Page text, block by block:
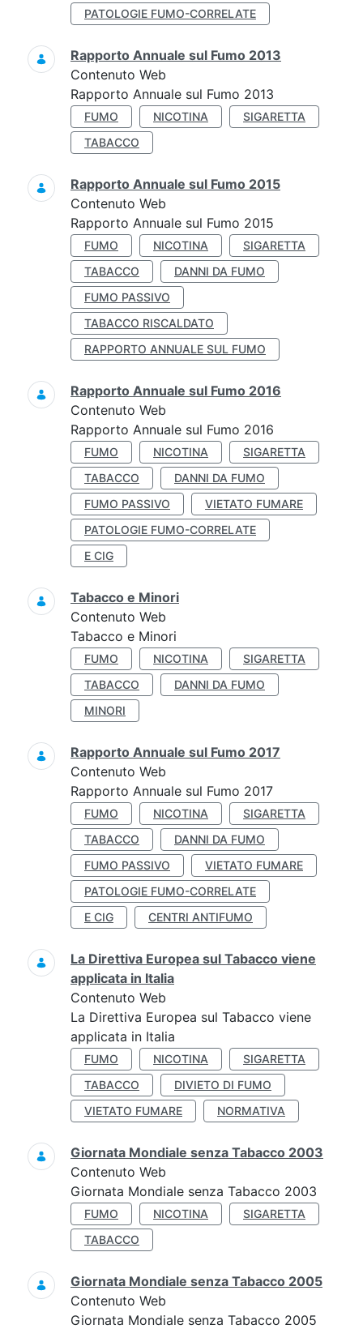
PATOLOGIE FUMO-CORRELATE
Rapporto Annuale sul Fumo 2013
Contenuto Web
Rapporto Annuale sul Fumo 2013
FUMO NICOTINA
SIGARETTA
TABACCO
Rapporto Annuale sul Fumo 2015
Contenuto Web
Rapporto Annuale sul Fumo 2015
FUMO NICOTINA
SIGARETTA
TABACCO
DANNI DA FUMO
FUMO PASSIVO
TABACCO RISCALDATO
RAPPORTO ANNUALE SUL FUMO
Rapporto Annuale sul Fumo 2016
Contenuto Web
Rapporto Annuale sul Fumo 2016
FUMO NICOTINA
SIGARETTA
TABACCO
DANNI DA FUMO
FUMO PASSIVO
VIETATO FUMARE
PATOLOGIE FUMO-CORRELATE
E CIG
Tabacco e Minori
Contenuto Web
Tabacco e Minori
FUMO NICOTINA
SIGARETTA
TABACCO
DANNI DA FUMO
MINORI
Rapporto Annuale sul Fumo 2017
Contenuto Web
Rapporto Annuale sul Fumo 2017
FUMO NICOTINA
SIGARETTA
TABACCO
DANNI DA FUMO
FUMO PASSIVO
VIETATO FUMARE
PATOLOGIE FUMO-CORRELATE
E CIG
CENTRI ANTIFUMO
La Direttiva Europea sul Tabacco viene
applicata in Italia
Contenuto Web
La Direttiva Europea sul Tabacco viene
applicata in Italia
FUMO NICOTINA
SIGARETTA
TABACCO
DIVIETO DI FUMO
VIETATO FUMARE
NORMATIVA
Giornata Mondiale senza Tabacco 2003
Contenuto Web
Giornata Mondiale senza Tabacco 2003
FUMO NICOTINA
SIGARETTA
TABACCO
Giornata Mondiale senza Tabacco 2005
Contenuto Web
Giornata Mondiale senza Tabacco 2005